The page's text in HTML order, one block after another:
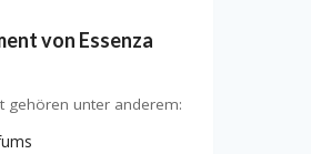
von Essenza
gehören unter anderem: